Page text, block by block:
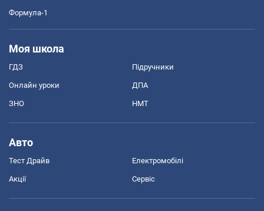
Формула-1
Моя школа
ГДЗ Підручники
Онлайн уроки ДПА
ЗНО НМТ
Авто
Тест Драйв Електромобілі
Акції Сервіс